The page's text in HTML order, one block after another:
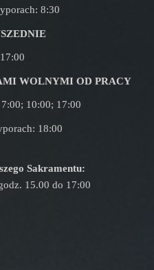
8:30
WOLNYMI OD PRACY
10:00; 17:00
18:00
Sakramentu:
15.00 do 17:00